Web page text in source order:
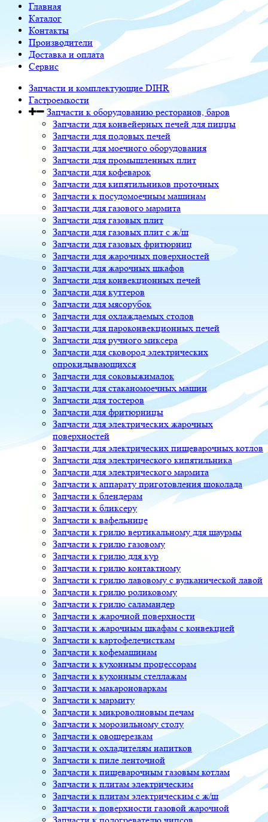
Главная
Каталог
Контакты
Производители
Доставка и оплата
Сервис
Запчасти и комплектующие DIHR
Гастроемкости
Запчасти к оборудованию ресторанов, баров
Запчасти для конвейерных печей для пиццы
Запчасти для подовых печей
Запчасти для моечного оборудования
Запчасти для промышленных плит
Запчасти для кофеварок
Запчасти для кипятильников проточных
Запчасти к посудомоечным машинам
Запчасти для газового мармита
Запчасти для газовых плит
Запчасти для газовых плит с ж/ш
Запчасти для газовых фритюрниц
Запчасти для жарочных поверхностей
Запчасти для жарочных шкафов
Запчасти для конвекционных печей
Запчасти для куттеров
Запчасти для мясорубок
Запчасти для охлаждаемых столов
Запчасти для пароконвекционных печей
Запчасти для ручного миксера
Запчасти для сковород электрических
опрокидывающихся
Запчасти для соковыжималок
Запчасти для стаканомоечных машин
Запчасти для тостеров
Запчасти для фритюрницы
Запчасти для электрических жарочных
поверхностей
Запчасти для электрических пищеварочных котлов
Запчасти для электрического кипятильника
Запчасти для электрического мармита
Запчасти к аппарату приготовления шоколада
Запчасти к блендерам
Запчасти к бликсеру
Запчасти к вафельнице
Запчасти к грилю вертикальному для шаурмы
Запчасти к грилю газовому
Запчасти к грилю для кур
Запчасти к грилю контактному
Запчасти к грилю лавовому с вулканической лавой
Запчасти к грилю роликовому
Запчасти к грилю саламандер
Запчасти к жарочной поверхности
Запчасти к жарочным шкафам с конвекцией
Запчасти к картофелечисткам
Запчасти к кофемашинам
Запчасти к кухонным процессорам
Запчасти к кухонным стеллажам
Запчасти к макароноваркам
Запчасти к мармиту
Запчасти к микроволновым печам
Запчасти к морозильному столу
Запчасти к овощерезкам
Запчасти к охладителям напитков
Запчасти к пиле ленточной
Запчасти к пищеварочным газовым котлам
Запчасти к плитам электрическим
Запчасти к плитам электрическим с ж/ш
Запчасти к поверхности газовой жарочной